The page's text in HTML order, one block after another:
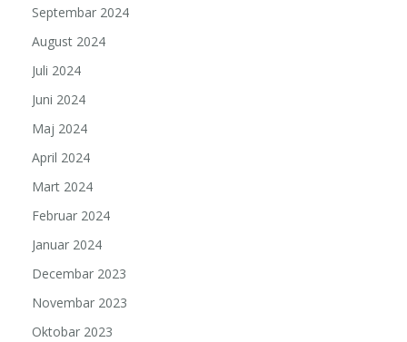
Septembar 2024
August 2024
Juli 2024
Juni 2024
Maj 2024
April 2024
Mart 2024
Februar 2024
Januar 2024
Decembar 2023
Novembar 2023
Oktobar 2023